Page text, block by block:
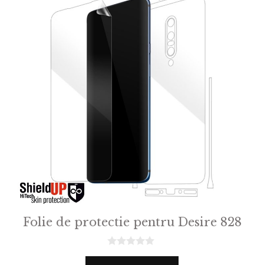
Folie de protectie pentru Desire 828
0